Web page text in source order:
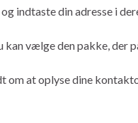
indtaste din adresse i
kan vælge den pakke, der
om at oplyse dine